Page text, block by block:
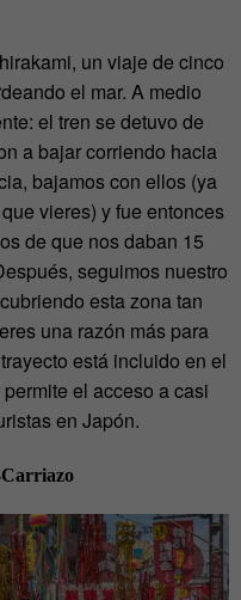
un viaje de cinco
el mar. A medio
el tren se detuvo de
a bajar corriendo hacia
bajamos con ellos (ya
vieres) y fue entonces
de que nos daban 15
seguimos nuestro
esta zona tan
una razón más para
está incluido en el
el acceso a casi
en Japón.